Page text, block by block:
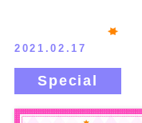
2021.02.17